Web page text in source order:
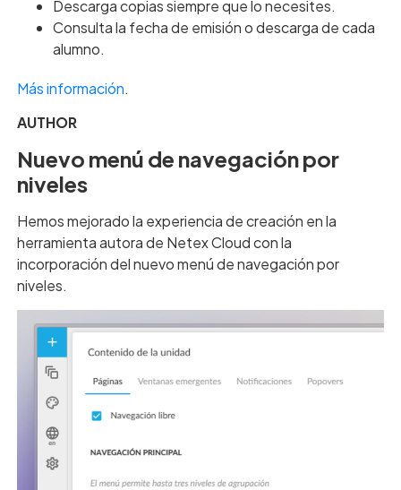
Descarga copias siempre que lo necesites.
Consulta la fecha de emisión o descarga de cada
alumno.
Más información.
AUTHOR
Nuevo menú de navegación por
niveles
Hemos mejorado la experiencia de creación en la
herramienta autora de Netex Cloud con la
incorporación del nuevo menú de navegación por
niveles.